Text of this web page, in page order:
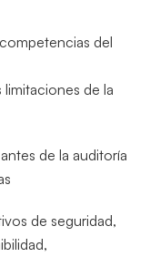
del
de la
de la auditoría
de seguridad,